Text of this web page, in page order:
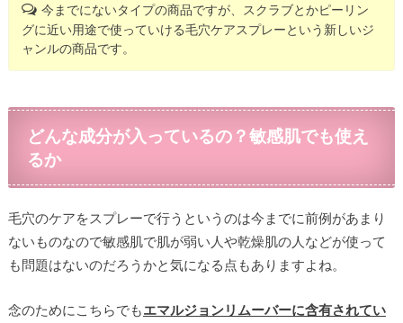
今までにないタイプの商品ですが、スクラブとかピーリン
グに近い用途で使っていける毛穴ケアスプレーという新しいジ
ャンルの商品です。
どんな成分が入っているの？敏感肌でも使え
るか
毛穴のケアをスプレーで行うというのは今までに前例があまり
ないものなので敏感肌で肌が弱い人や乾燥肌の人などが使って
も問題はないのだろうかと気になる点もありますよね。
念のためにこちらでもエマルジョンリムーバーに含有されてい